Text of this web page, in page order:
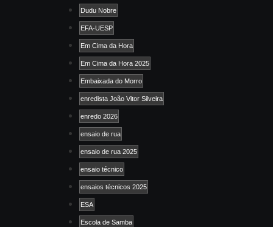
Dudu Nobre
EFA-UESP
Em Cima da Hora
Em Cima da Hora 2025
Embaixada do Morro
enredista João Vitor Silveira
enredo 2026
ensaio de rua
ensaio de rua 2025
ensaio técnico
ensaios técnicos 2025
ESA
Escola de Samba